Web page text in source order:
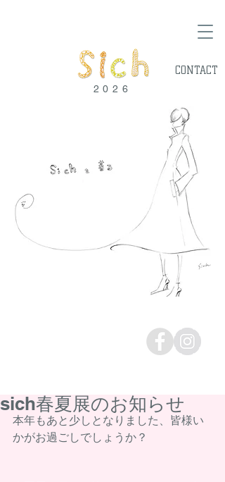
2026
CONTACT
sich春夏展のお知らせ
本年もあと少しとなりました、皆様い
かがお過ごしでしょうか？